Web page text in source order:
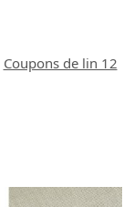
Coupons de lin 12